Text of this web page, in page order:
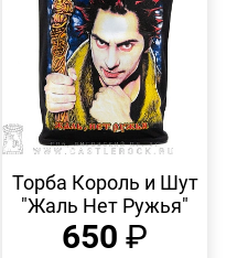
ПРОСМОТР
Торба Король и Шут
"Жаль Нет Ружья"
650 ₽